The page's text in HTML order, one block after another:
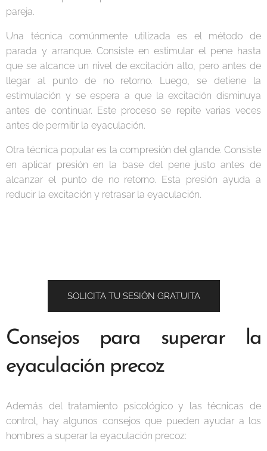
pareja.
Una técnica comúnmente utilizada es el método de
parada y arranque. Consiste en estimular el pene hasta
que se alcance un nivel de excitación alto, pero antes de
llegar al punto de no retorno. Luego, se detiene la
estimulación y se espera a que la excitación disminuya
antes de continuar. Este proceso se repite varias veces
antes de permitir la eyaculación.
Otra técnica popular es la compresión del glande. Consiste
en aplicar presión en la base del pene justo antes de
alcanzar el punto de no retorno. Esta presión ayuda a
reducir la excitación y retrasar la eyaculación.
SOLICITA TU SESIÓN GRATUITA
Consejos para superar la
eyaculación precoz
Además del tratamiento psicológico y las técnicas de
control, hay algunos consejos que pueden ayudar a los
hombres a superar la eyaculación precoz: